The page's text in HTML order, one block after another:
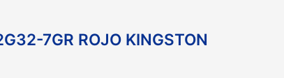
7GR ROJO KINGSTON